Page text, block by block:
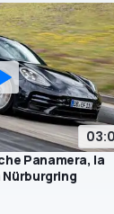
Panamera, la
Nürburgring